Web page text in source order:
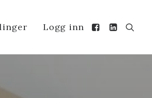
Logg inn